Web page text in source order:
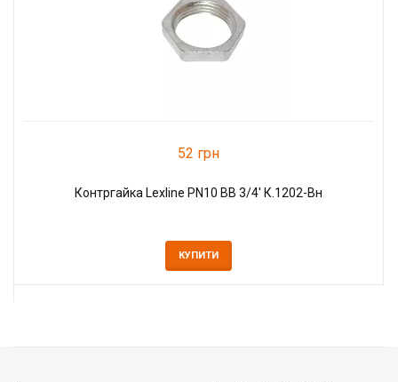
52 грн
Контргайка Lexline PN10 ВВ 3/4' К.1202-Вн
КУПИТИ